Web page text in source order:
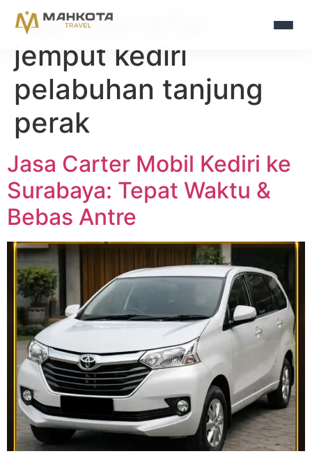
Tag:jasa antar
jemput kediri
pelabuhan tanjung
perak
Jasa Carter Mobil Kediri ke
Surabaya: Tepat Waktu &
Bebas Antre